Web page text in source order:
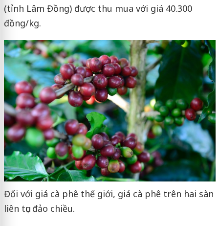
(tỉnh Lâm Đồng) được thu mua với giá 40.300
đồng/kg.
Đối với giá cà phê thế giới, giá cà phê trên hai sàn
liên tục đảo chiều.